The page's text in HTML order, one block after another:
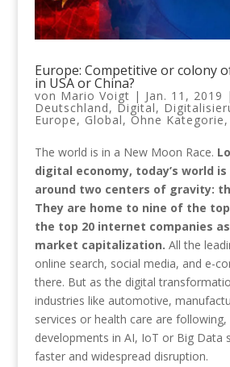
Europe: Competitive or colony
in USA or China?
von Mario Voigt | Jan. 11, 2019 |
Deutschland, Digital,
Europe, Global, Ohne Kategorie,
The world is in a New Moon Race.
digital economy, today’s world
around two centers of gravity:
They are home to nine of the
the top 20 internet companies
market capitalization. All the
online search, social media, and e-
there. But as the digital
industries like automotive,
services or health care are
developments in AI, IoT or Big Data
faster and widespread disruption.